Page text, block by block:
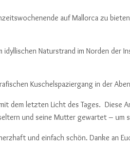
auf Mallorca zu
Naturstrand im Norden der
Kuschelspaziergang in der
dem letzten Licht des Tages. Diese
und seine Mutter gewartet – um
und einfach schön. Danke an